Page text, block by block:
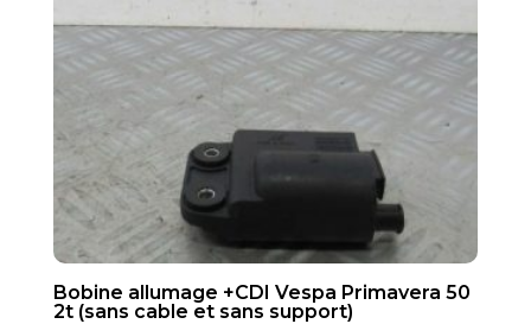
Bobine allumage +CDI Vespa Primavera 50
2t (sans cable et sans support)